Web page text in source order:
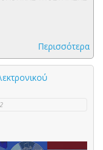
Περισσότερα